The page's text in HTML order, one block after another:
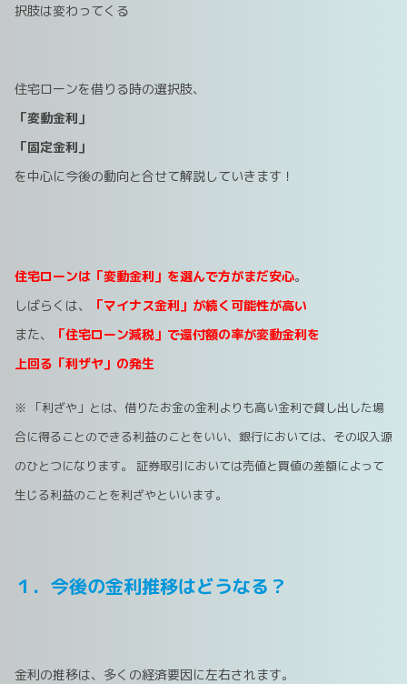
択肢は変わってくる
住宅ローンを借りる時の選択肢、
「変動金利」
「固定金利」
を中心に今後の動向と合せて解説していきます！
住宅ローンは「変動金利」を選んで方がまだ安心。
しばらくは、
「マイナス金利」が続く可能性が高い
また、
「住宅ローン減税」で還付額の率が変動金利を
上回る「利ザヤ」の発生
※ 「利ざや」とは、借りたお金の金利よりも高い金利で貸し出した場
合に得ることのできる利益のことをいい、銀行においては、その収入源
のひとつになります。 証券取引においては売値と買値の差額によって
生じる利益のことを利ざやといいます。
１．今後の金利推移はどうなる？
金利の推移は、多くの経済要因に左右されます。